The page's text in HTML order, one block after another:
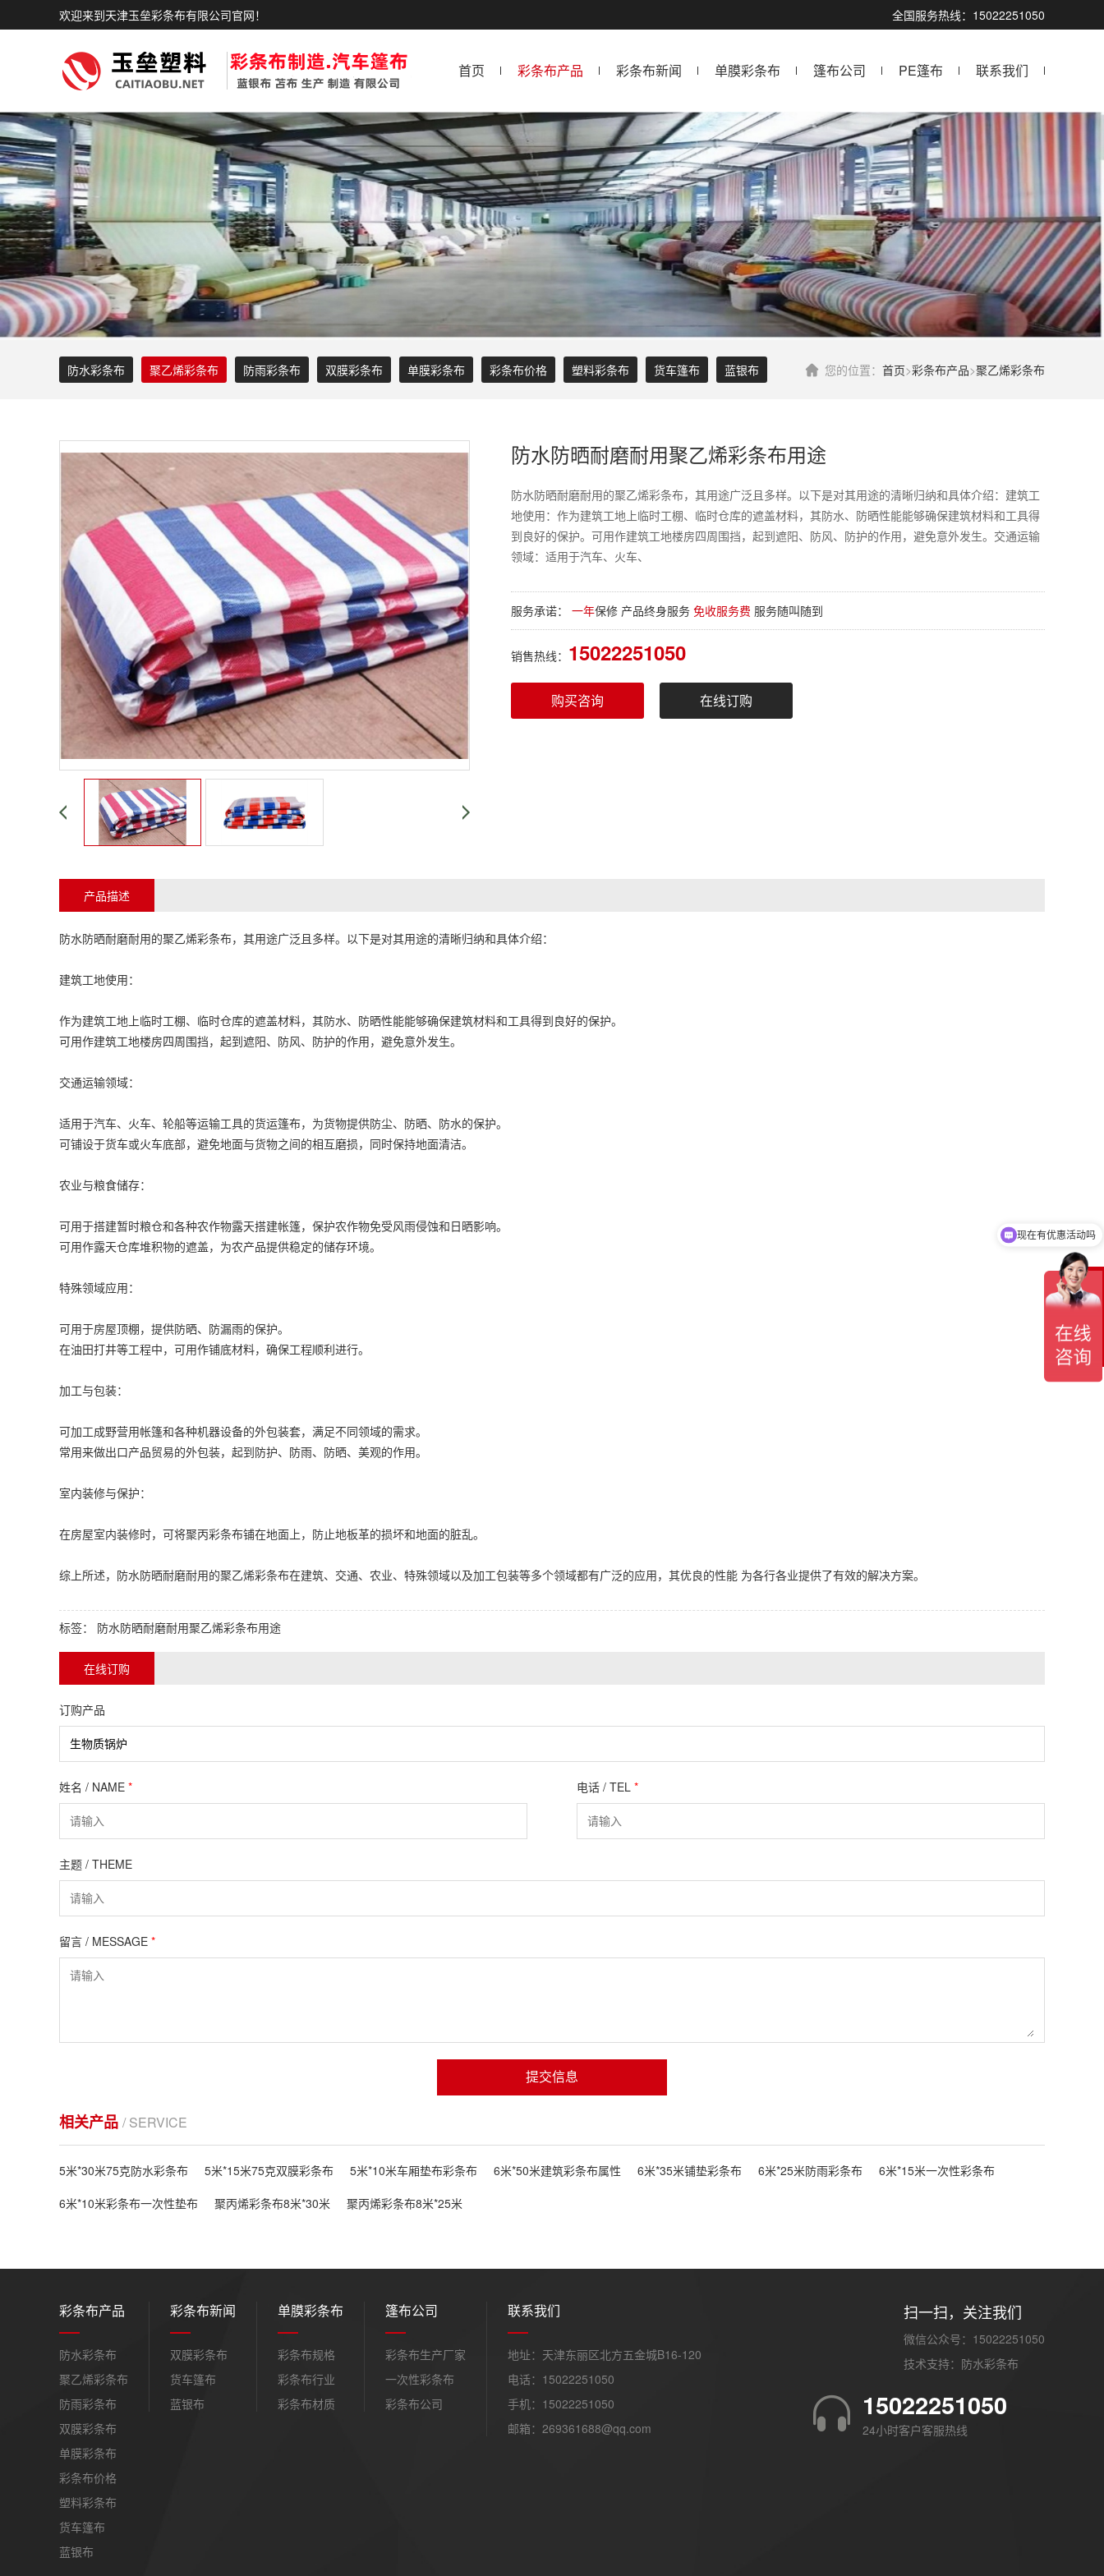
全国服务热线：15022251050
欢迎来到天津玉垒彩条布有限公司官网！
首页 彩条布产品 彩条布新闻 单膜彩条布 篷布公司 PE篷布 联系我们
您的位置： 首页>彩条布产品>聚乙烯彩条布
防水彩条布 聚乙烯彩条布 防雨彩条布 双膜彩条布 单膜彩条布 彩条布价格 塑料彩条布 货车篷布 蓝银布
防水防晒耐磨耐用聚乙烯彩条布用途
防水防晒耐磨耐用的聚乙烯彩条布，其用途广泛且多样。以下是对其用途的清晰归纳和具体介绍：建筑工
地使用：作为建筑工地上临时工棚、临时仓库的遮盖材料，其防水、防晒性能能够确保建筑材料和工具得
到良好的保护。可用作建筑工地楼房四周围挡，起到遮阳、防风、防护的作用，避免意外发生。交通运输
领域：适用于汽车、火车、
服务承诺： 一年保修 产品终身服务 免收服务费 服务随叫随到
销售热线： 15022251050
购买咨询 在线订购
产品描述
防水防晒耐磨耐用的聚乙烯彩条布，其用途广泛且多样。以下是对其用途的清晰归纳和具体介绍：
建筑工地使用：
作为建筑工地上临时工棚、临时仓库的遮盖材料，其防水、防晒性能能够确保建筑材料和工具得到良好的保护。
可用作建筑工地楼房四周围挡，起到遮阳、防风、防护的作用，避免意外发生。
交通运输领域：
适用于汽车、火车、轮船等运输工具的货运篷布，为货物提供防尘、防晒、防水的保护。
可铺设于货车或火车底部，避免地面与货物之间的相互磨损，同时保持地面清洁。
农业与粮食储存：
可用于搭建暂时粮仓和各种农作物露天搭建帐篷，保护农作物免受风雨侵蚀和日晒影响。
可用作露天仓库堆积物的遮盖，为农产品提供稳定的储存环境。
特殊领域应用：
可用于房屋顶棚，提供防晒、防漏雨的保护。
在油田打井等工程中，可用作铺底材料，确保工程顺利进行。
加工与包装：
可加工成野营用帐篷和各种机器设备的外包装套，满足不同领域的需求。
常用来做出口产品贸易的外包装，起到防护、防雨、防晒、美观的作用。
室内装修与保护：
在房屋室内装修时，可将聚丙彩条布铺在地面上，防止地板革的损坏和地面的脏乱。
综上所述，防水防晒耐磨耐用的聚乙烯彩条布在建筑、交通、农业、特殊领域以及加工包装等多个领域都有广泛的应用，其优良的性能 为各行各业提供了有效的解决方案。
标签： 防水防晒耐磨耐用聚乙烯彩条布用途
在线订购
订购产品
姓名 / NAME * 电话 / TEL *
主题 / THEME
留言 / MESSAGE *
提交信息
相关产品 / SERVICE
5米*30米75克防水彩条布 5米*15米75克双膜彩条布 5米*10米车厢垫布彩条布 6米*50米建筑彩条布属性 6米*35米铺垫彩条布 6米*25米防雨彩条布
6米*15米一次性彩条布
6米*10米彩条布一次性垫布
聚丙烯彩条布8米*30米 聚丙烯彩条布8米*25米
彩条布产品
防水彩条布
聚乙烯彩条布
防雨彩条布
双膜彩条布
单膜彩条布
彩条布价格
塑料彩条布
货车篷布
蓝银布
彩条布新闻
双膜彩条布
货车篷布
蓝银布
单膜彩条布
彩条布规格
彩条布行业
彩条布材质
篷布公司
彩条布生产厂家
一次性彩条布
彩条布公司
联系我们
地址：天津东丽区北方五金城B16-120
电话：15022251050
手机：15022251050
邮箱：269361688@qq.com
扫一扫，关注我们
微信公众号：15022251050
技术支持： 防水彩条布
15022251050
24小时客户客服热线
在
线
服
可以介绍下你们的产品么